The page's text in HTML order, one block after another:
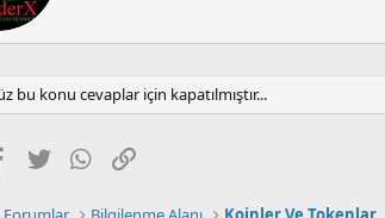
bu konu cevaplar için kapatılmıştır...
Facebook
Twitter WhatsApp